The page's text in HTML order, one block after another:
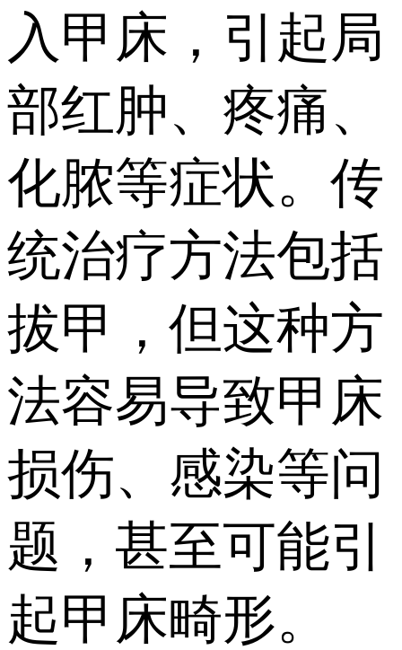
入甲床，引起局
部红肿、疼痛、
化脓等症状。传
统治疗方法包括
拔甲，但这种方
法容易导致甲床
损伤、感染等问
题，甚至可能引
起甲床畸形。